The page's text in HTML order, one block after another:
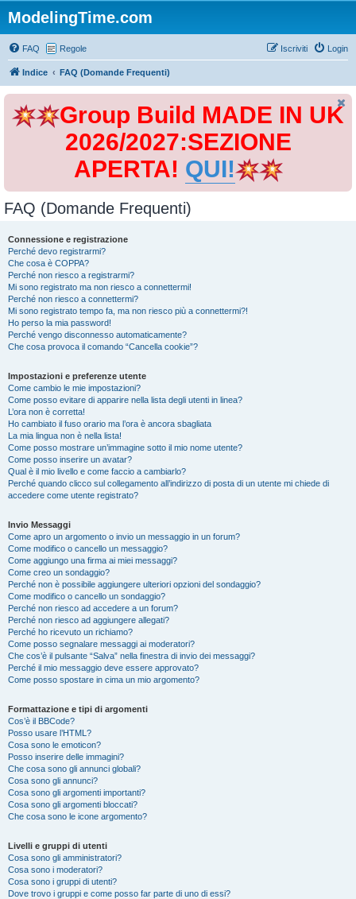
ModelingTime.com
FAQ Regole Login
Iscriviti
Indice FAQ (Domande Frequenti)
Group Build MADE IN UK
2026/2027:SEZIONE
APERTA! QUI!
FAQ (Domande Frequenti)
Connessione e registrazione
Perché devo registrarmi?
Che cosa è COPPA?
Perché non riesco a registrarmi?
Mi sono registrato ma non riesco a connettermi!
Perché non riesco a connettermi?
Mi sono registrato tempo fa, ma non riesco più a connettermi?!
Ho perso la mia password!
Perché vengo disconnesso automaticamente?
Che cosa provoca il comando “Cancella cookie”?
Impostazioni e preferenze utente
Come cambio le mie impostazioni?
Come posso evitare di apparire nella lista degli utenti in linea?
L’ora non è corretta!
Ho cambiato il fuso orario ma l’ora è ancora sbagliata
La mia lingua non è nella lista!
Come posso mostrare un’immagine sotto il mio nome utente?
Come posso inserire un avatar?
Qual è il mio livello e come faccio a cambiarlo?
Perché quando clicco sul collegamento all’indirizzo di posta di un utente mi chiede di
accedere come utente registrato?
Invio Messaggi
Come apro un argomento o invio un messaggio in un forum?
Come modifico o cancello un messaggio?
Come aggiungo una firma ai miei messaggi?
Come creo un sondaggio?
Perché non è possibile aggiungere ulteriori opzioni del sondaggio?
Come modifico o cancello un sondaggio?
Perché non riesco ad accedere a un forum?
Perché non riesco ad aggiungere allegati?
Perché ho ricevuto un richiamo?
Come posso segnalare messaggi ai moderatori?
Che cos’è il pulsante “Salva” nella finestra di invio dei messaggi?
Perché il mio messaggio deve essere approvato?
Come posso spostare in cima un mio argomento?
Formattazione e tipi di argomenti
Cos’è il BBCode?
Posso usare l’HTML?
Cosa sono le emoticon?
Posso inserire delle immagini?
Che cosa sono gli annunci globali?
Cosa sono gli annunci?
Cosa sono gli argomenti importanti?
Cosa sono gli argomenti bloccati?
Che cosa sono le icone argomento?
Livelli e gruppi di utenti
Cosa sono gli amministratori?
Cosa sono i moderatori?
Cosa sono i gruppi di utenti?
Dove trovo i gruppi e come posso far parte di uno di essi?